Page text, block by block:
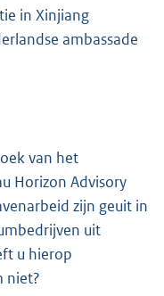
in Xinjiang
ambassade
van het
Horizon Advisory
zijn geuit in
uit
u hierop
niet?